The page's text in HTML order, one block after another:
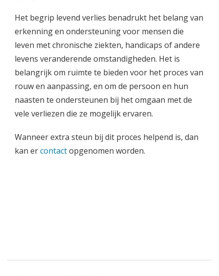
Het begrip levend verlies benadrukt het belang van
erkenning en ondersteuning voor mensen die
leven met chronische ziekten, handicaps of andere
levens veranderende omstandigheden. Het is
belangrijk om ruimte te bieden voor het proces van
rouw en aanpassing, en om de persoon en hun
naasten te ondersteunen bij het omgaan met de
vele verliezen die ze mogelijk ervaren.
Wanneer extra steun bij dit proces helpend is, dan
kan ercontactopgenomen worden.